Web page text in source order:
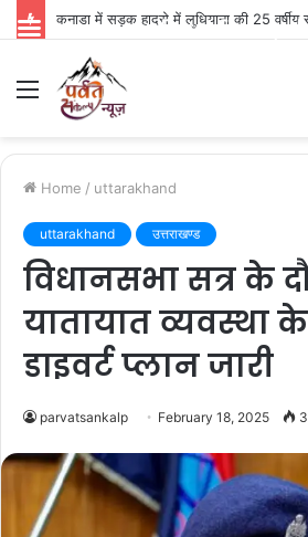
Menu
Home / uttarakhand
uttarakhand उत्तराखण्ड
विधानसभा सत्र के
यातायात व्यवस्था
डाइवर्ट प्लान जारी
parvatsankalp February 18, 2025 3
Parvat Sankalp